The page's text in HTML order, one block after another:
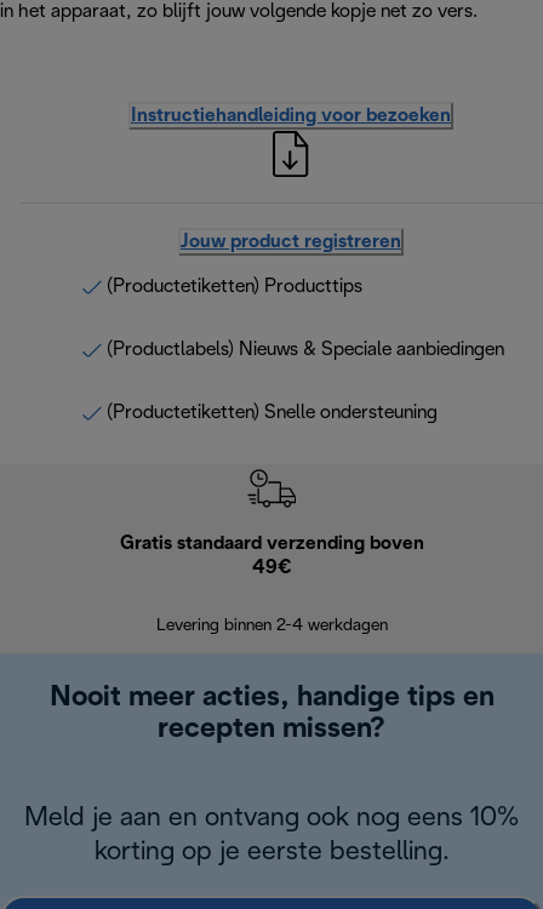
in het apparaat, zo blijft jouw volgende kopje net zo vers.
Instructiehandleiding voor bezoeken
Jouw product registreren
(Productetiketten) Producttips
(Productlabels) Nieuws & Speciale aanbiedingen
(Productetiketten) Snelle ondersteuning
Gratis standaard verzending boven
49€
Levering binnen 2-4 werkdagen
Nooit meer acties, handige tips en
recepten missen?
Meld je aan en ontvang ook nog eens 10%
korting op je eerste bestelling.